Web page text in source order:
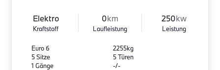
Elektro
Kraftstoff
0km
Laufleistung
250kw
Leistung
Euro 6
5 Sitze
1 Gänge
2255kg
5 Türen
-/-